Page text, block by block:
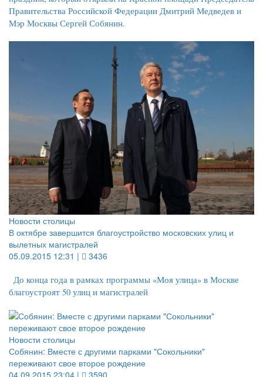
Правительства Российской Федерации Дмитрий Медведев и
Мэр Москвы Сергей Собянин.
Новости столицы
В октябре завершится благоустройство московских улиц и
вылетных магистралей
05.09.2015 12:31 |
3436
До конца года в рамках программы «Моя улица» в Москве
благоустроят 50 улиц и магистралей
Новости столицы
Собянин: Вместе с другими парками "Сокольники"
переживают свое второе рождение